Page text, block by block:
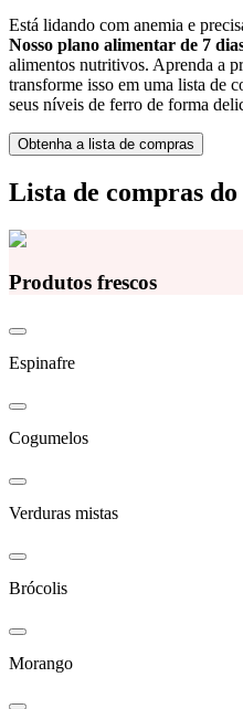
Está lidando com anemia e
Nosso plano alimentar de 7
alimentos nutritivos. Aprenda a
transforme isso em uma lista de
seus níveis de ferro de forma
Obtenha a lista de compras
Lista de compras
Produtos frescos
Espinafre
Cogumelos
Verduras mistas
Brócolis
Morango